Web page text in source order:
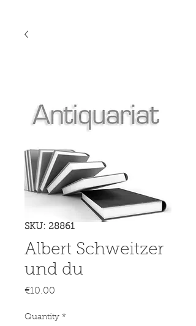
SKU: 28861
Albert Schweitzer
und du
€10.00
Quantity *